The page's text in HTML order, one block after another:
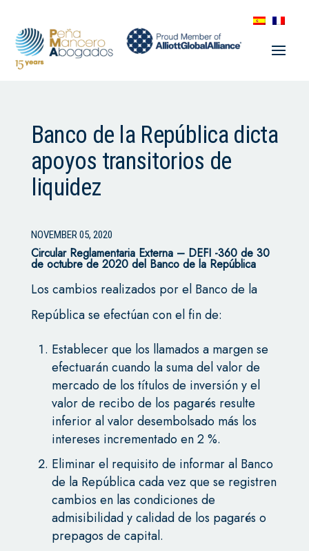
Banco de la República dicta
apoyos transitorios de
liquidez
NOVEMBER 05, 2020
Circular Reglamentaria Externa – DEFI -360 de 30
de octubre de 2020 del Banco de la República
Los cambios realizados por el Banco de la
República se efectúan con el fin de:
Establecer que los llamados a margen se
efectuarán cuando la suma del valor de
mercado de los títulos de inversión y el
valor de recibo de los pagarés resulte
inferior al valor desembolsado más los
intereses incrementado en 2 %.
Eliminar el requisito de informar al Banco
de la República cada vez que se registren
cambios en las condiciones de
admisibilidad y calidad de los pagarés o
prepagos de capital.